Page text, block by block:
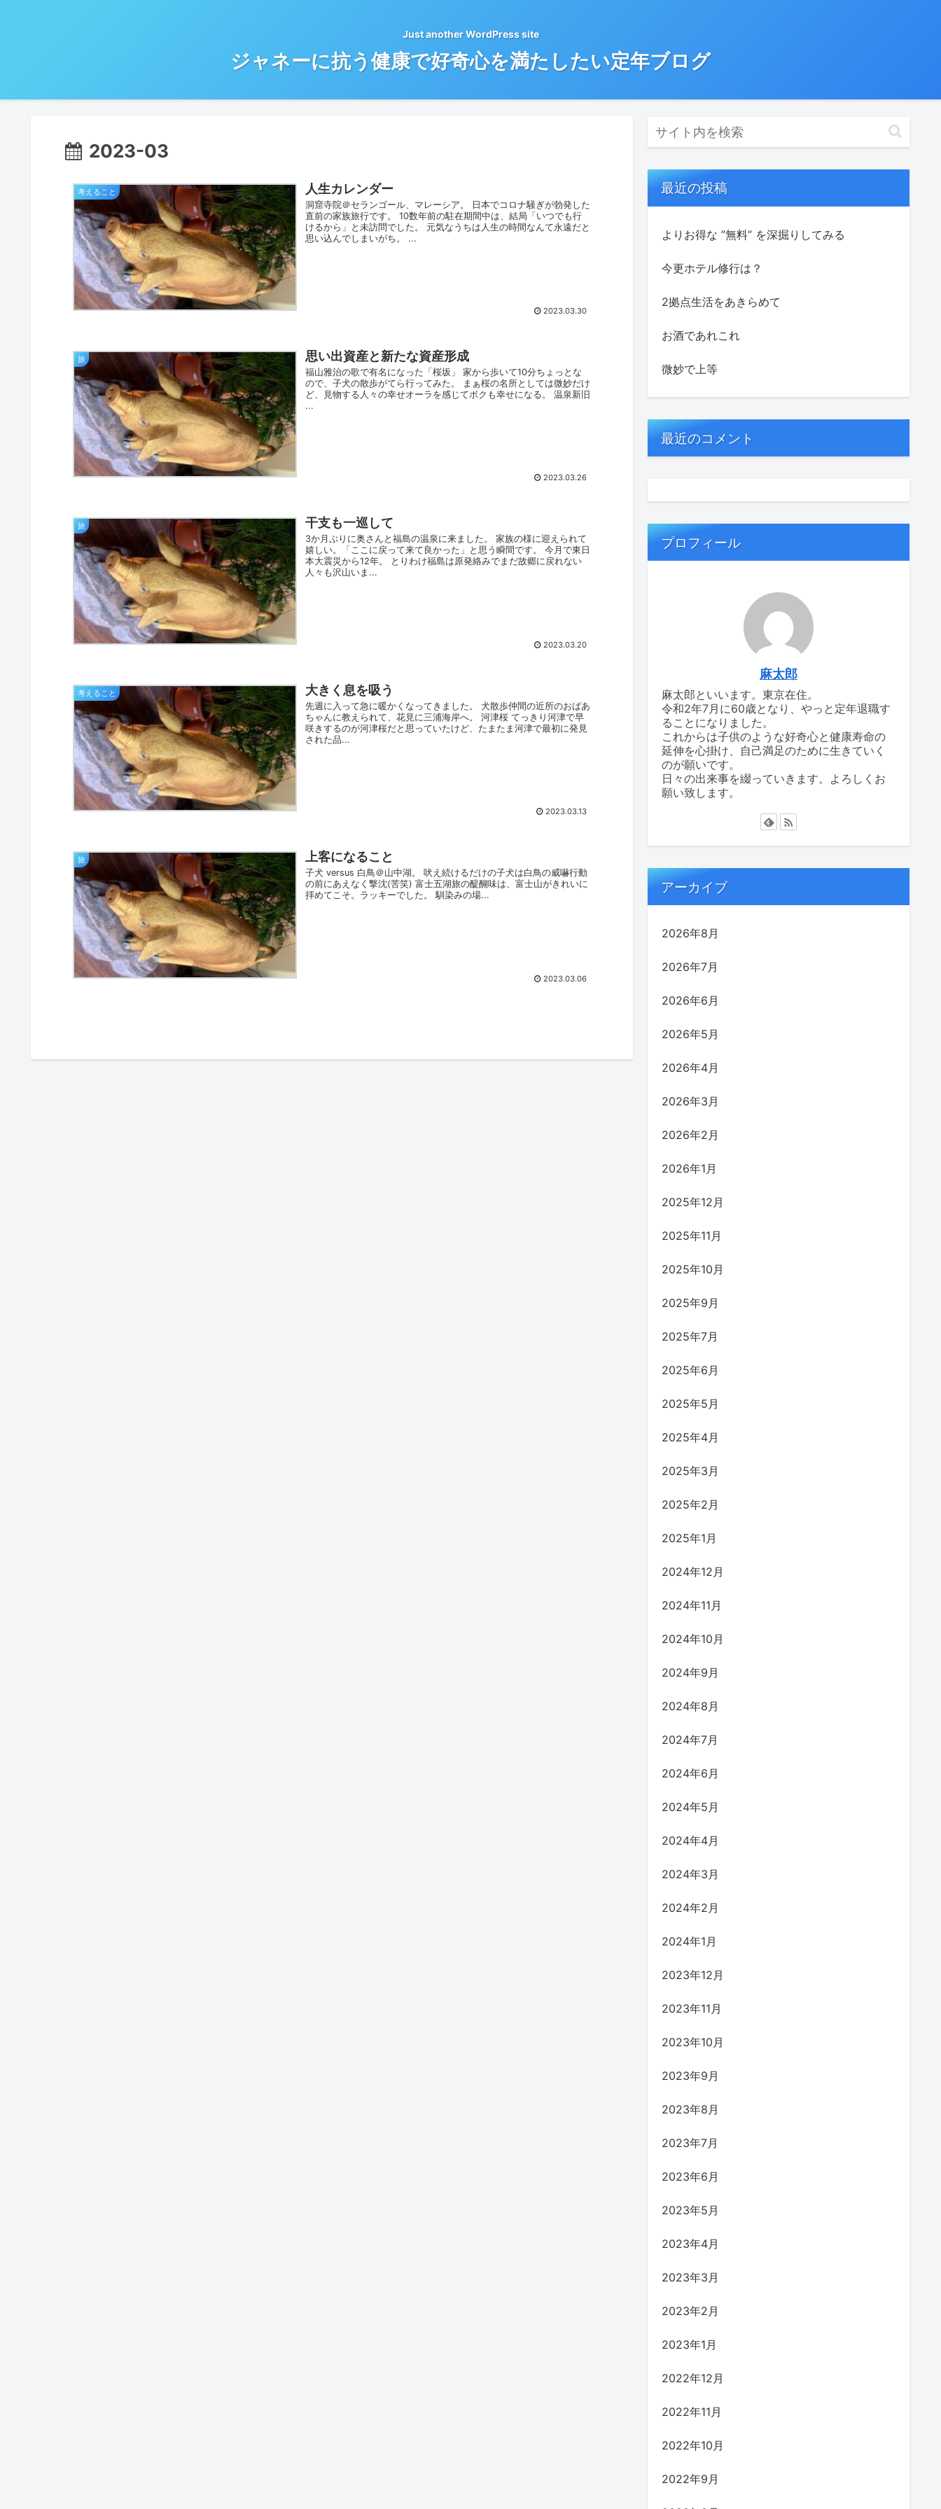
Just another WordPress site
ジャネーに抗う健康で好奇心を満たしたい定年ブログ
2023-03
考えること 人生カレンダー
洞窟寺院＠セランゴール、マレーシア。 日本でコロナ騒ぎが勃発した
直前の家族旅行です。 10数年前の駐在期間中は、結局「いつでも行
けるから」と未訪問でした。 元気なうちは人生の時間なんて永遠だと
思い込んでしまいがち。 ...
2023.03.30
旅 思い出資産と新たな資産形成
福山雅治の歌で有名になった「桜坂」 家から歩いて10分ちょっとな
ので、子犬の散歩がてら行ってみた。 まぁ桜の名所としては微妙だけ
ど、見物する人々の幸せオーラを感じてボクも幸せになる。 温泉新旧
...
2023.03.26
旅 干支も一巡して
3か月ぶりに奥さんと福島の温泉に来ました。 家族の様に迎えられて
嬉しい。「ここに戻って来て良かった」と思う瞬間です。 今月で東日
本大震災から12年。 とりわけ福島は原発絡みでまだ故郷に戻れない
人々も沢山いま...
2023.03.20
考えること 大きく息を吸う
先週に入って急に暖かくなってきました。 犬散歩仲間の近所のおばあ
ちゃんに教えられて、花見に三浦海岸へ。 河津桜 てっきり河津で早
咲きするのが河津桜だと思っていたけど、たまたま河津で最初に発見
された品...
2023.03.13
旅 上客になること
子犬 versus 白鳥＠山中湖。 吠え続けるだけの子犬は白鳥の威嚇行動
の前にあえなく撃沈(苦笑) 富士五湖旅の醍醐味は、富士山がきれいに
拝めてこそ。ラッキーでした。 馴染みの場...
2023.03.06
最近の投稿
よりお得な ”無料” を深掘りしてみる
今更ホテル修行は？
2拠点生活をあきらめて
お酒であれこれ
微妙で上等
最近のコメント
プロフィール
麻太郎
麻太郎といいます。東京在住。
令和2年7月に60歳となり、やっと定年退職す
ることになりました。
これからは子供のような好奇心と健康寿命の
延伸を心掛け、自己満足のために生きていく
のが願いです。
日々の出来事を綴っていきます。よろしくお
願い致します。
アーカイブ
2026年8月
2026年7月
2026年6月
2026年5月
2026年4月
2026年3月
2026年2月
2026年1月
2025年12月
2025年11月
2025年10月
2025年9月
2025年7月
2025年6月
2025年5月
2025年4月
2025年3月
2025年2月
2025年1月
2024年12月
2024年11月
2024年10月
2024年9月
2024年8月
2024年7月
2024年6月
2024年5月
2024年4月
2024年3月
2024年2月
2024年1月
2023年12月
2023年11月
2023年10月
2023年9月
2023年8月
2023年7月
2023年6月
2023年5月
2023年4月
2023年3月
2023年2月
2023年1月
2022年12月
2022年11月
2022年10月
2022年9月